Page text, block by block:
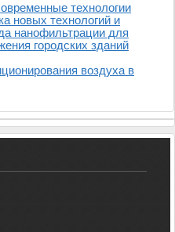
технологии
новых технологий и
нанофильтрации для
городских зданий
воздуха в